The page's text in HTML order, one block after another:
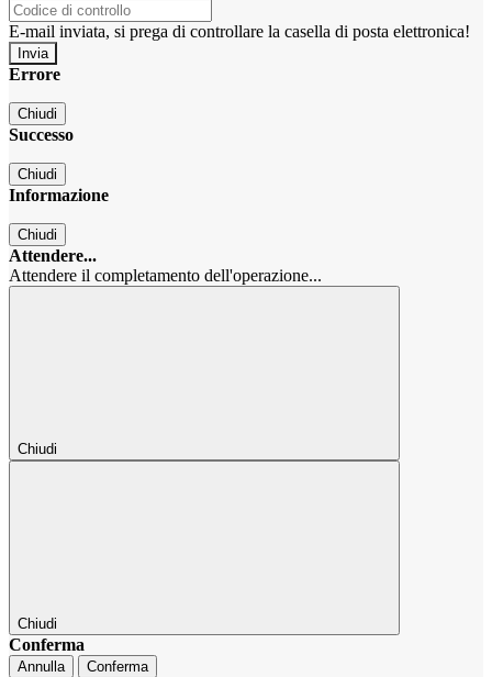
E-mail inviata, si prega di controllare la casella di posta elettronica!
Errore
Chiudi
Successo
Chiudi
Informazione
Chiudi
Attendere...
Attendere il completamento dell'operazione...
Chiudi
Chiudi
Conferma
Annulla Conferma